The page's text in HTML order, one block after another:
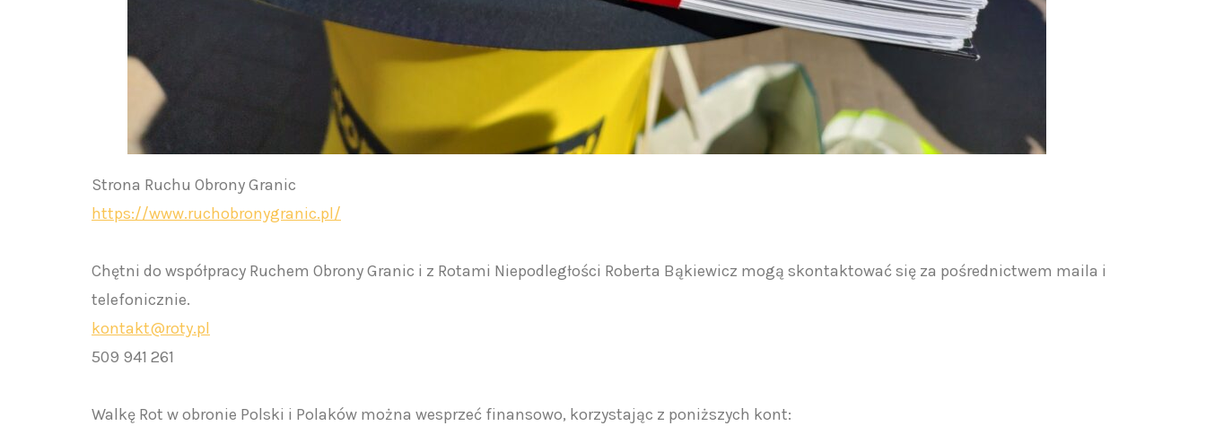
Strona Ruchu Obrony Granic
https://www.ruchobronygranic.pl/
Chętni do współpracy Ruchem Obrony Granic i z Rotami Niepodległości Roberta Bąkiewicz mogą skontaktować się za pośrednictwem maila i
telefonicznie.
kontakt@roty.pl
509 941 261
Walkę Rot w obronie Polski i Polaków można wesprzeć finansowo, korzystając z poniższych kont: